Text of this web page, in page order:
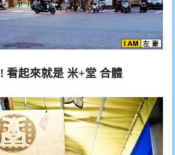
看起來就是 米+堂 合體